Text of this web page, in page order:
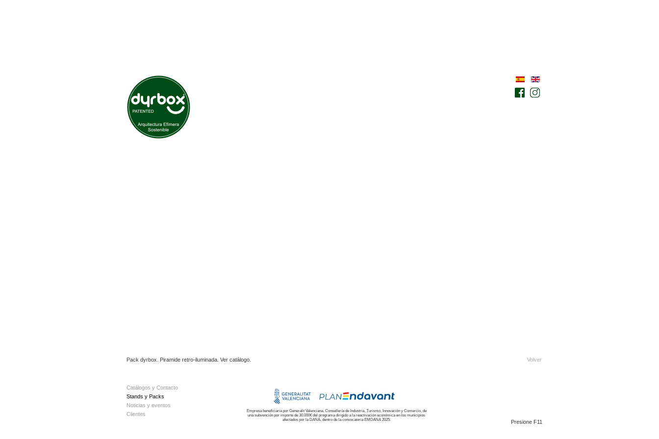
Pack dyrbox. Piramide retro-iluminada. Ver catálogo. Volver
Catálogos y Contacto
Stands y Packs
Noticias y eventos
Clientes
Empresa beneficiaria por Generalit Valenciana, Consellería de Industria, Turismo, Innovación y Comercio, de
una subvención por importe de 30.000€ del programa dirigido a la reactivación económica en los municipios
afectados por la DANA, dentro de la convocatoria EMDANA 2025.
Presione F11